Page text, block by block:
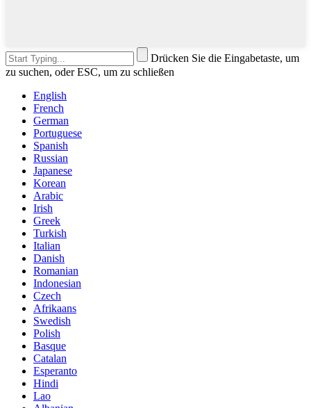
Drücken Sie die Eingabetaste, um
zu suchen, oder ESC, um zu schließen
English
French
German
Portuguese
Spanish
Russian
Japanese
Korean
Arabic
Irish
Greek
Turkish
Italian
Danish
Romanian
Indonesian
Czech
Afrikaans
Swedish
Polish
Basque
Catalan
Esperanto
Hindi
Lao